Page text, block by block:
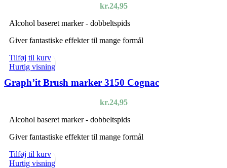
kr.24,95
Alcohol baseret marker - dobbeltspids
Giver fantastiske effekter til mange formål
Tilføj til kurv
Hurtig visning
Graph’it Brush marker 3150 Cognac
kr.24,95
Alcohol baseret marker - dobbeltspids
Giver fantastiske effekter til mange formål
Tilføj til kurv
Hurtig visning